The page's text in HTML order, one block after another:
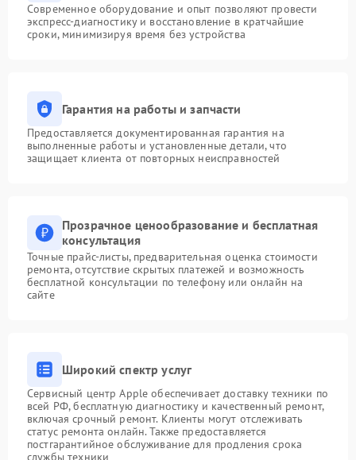
Современное оборудование и опыт позволяют провести
экспресс-диагностику и восстановление в кратчайшие
сроки, минимизируя время без устройства
Гарантия на работы и запчасти
Предоставляется документированная гарантия на
выполненные работы и установленные детали, что
защищает клиента от повторных неисправностей
Прозрачное ценообразование и бесплатная
консультация
Точные прайс-листы, предварительная оценка стоимости
ремонта, отсутствие скрытых платежей и возможность
бесплатной консультации по телефону или онлайн на
сайте
Широкий спектр услуг
Сервисный центр Apple обеспечивает доставку техники по
всей РФ, бесплатную диагностику и качественный ремонт,
включая срочный ремонт. Клиенты могут отслеживать
статус ремонта онлайн. Также предоставляется
постгарантийное обслуживание для продления срока
службы техники